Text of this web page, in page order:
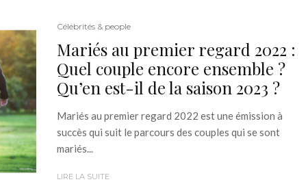
Célébrités & people
Mariés au premier regard 2022 :
Quel couple encore ensemble ?
Qu’en est-il de la saison 2023 ?
Mariés au premier regard 2022 est une émission à
succès qui suit le parcours des couples qui se sont
mariés...
LIRE LA SUITE